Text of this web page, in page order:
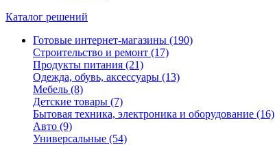
Каталог решений
Готовые интернет-магазины (190)
Строительство и ремонт (17)
Продукты питания (21)
Одежда, обувь, аксессуары (13)
Мебель (8)
Детские товары (7)
Бытовая техника, электроника и оборудование (16)
Авто (9)
Универсальные (54)